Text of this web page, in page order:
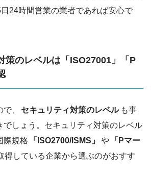
24時間営業の業者であれば安心で
策のレベルは「ISO27001」「P
、 セキュリティ対策のレベル も事
でしょう。セキュリティ対策のレベル
際規格
「ISO2700/ISMS」 や
「Pマー
得している企業から選ぶのがおすす